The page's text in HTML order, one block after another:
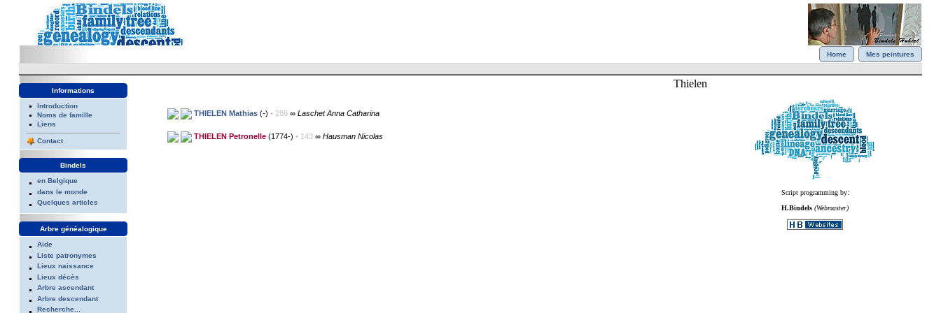
Home Mes peintures
Informations
Introduction
Noms de famille
Liens
Contact
Bindels
en Belgique
dans le monde
Quelques articles
Arbre généalogique
Aide
Liste patronymes
Lieux naissance
Lieux décès
Arbre ascendant
Arbre descendant
Recherche...
Thielen
THIELEN Mathias (-) • 286 ∞ Laschet Anna Catharina
THIELEN Petronelle (1774-) • 143 ∞ Hausman Nicolas